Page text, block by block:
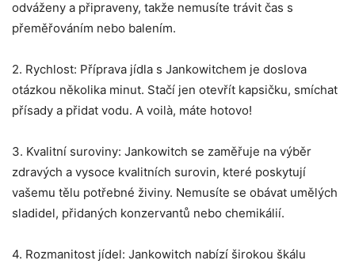
odváženy a připraveny, takže nemusíte trávit čas s
přeměřováním nebo balením.
2. Rychlost: Příprava jídla s Jankowitchem je doslova
otázkou několika minut. Stačí jen otevřít kapsičku, smíchat
přísady a přidat vodu. A voilà, máte hotovo!
3. Kvalitní suroviny: Jankowitch se zaměřuje na výběr
zdravých a vysoce kvalitních surovin, které poskytují
vašemu tělu potřebné živiny. Nemusíte se obávat umělých
sladidel, přidaných konzervantů nebo chemikálií.
4. Rozmanitost jídel: Jankowitch nabízí širokou škálu